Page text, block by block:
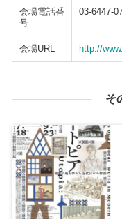
会場電話番
号
03-6447-
会場URL http://
そ